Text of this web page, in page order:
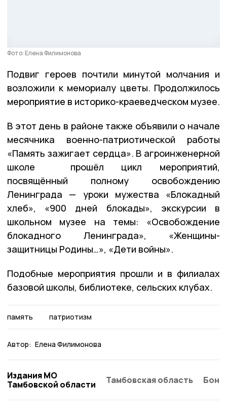
Фото: Елена Филимонова
Подвиг героев почтили минутой молчания и
возложили к мемориалу цветы. Продолжилось
мероприятие в историко-краеведческом музее.
В этот день в районе также объявили о начале
месячника военно-патриотической работы
«Память зажигает сердца». В агроинженерной
школе прошёл цикл​ мероприятий,
посвящённый полному освобождению​
Ленинграда — уроки мужества «Блокадный
хлеб», «900 дней блокады», экскурсии в
школьном​ музее на темы: «Освобождение​
блокадного Ленинграда», «Женщины-
защитницы Родины…», «Дети​ войны».
Подобные мероприятия прошли и в филиалах
базовой школы, библиотеке, сельских клубах.
память патриотизм
Автор: Елена Филимонова
Издания МО
Тамбовской области
Тамбовская область